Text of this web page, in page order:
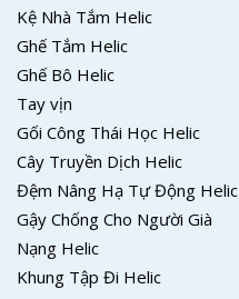
Kệ Nhà Tắm Helic
Ghế Tắm Helic
Ghế Bô Helic
Tay vịn
Gối Công Thái Học Helic
Cây Truyền Dịch Helic
Đệm Nâng Hạ Tự Động Helic
Gậy Chống Cho Người Già
Nạng Helic
Khung Tập Đi Helic